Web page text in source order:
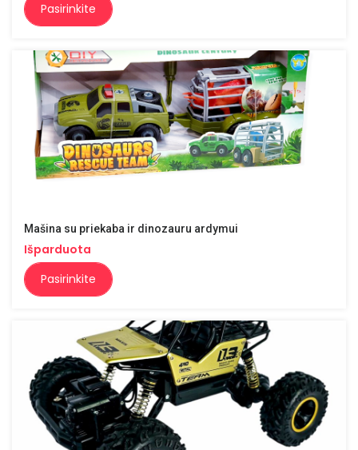
Pasirinkite
Mašina su priekaba ir dinozauru ardymui
Išparduota
Pasirinkite